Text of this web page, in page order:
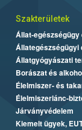
Szakterületek
Állat-
Állategészségügyi
Állatgyógyászati
Borászat és
Élelmiszer- és
Élelmiszerlánc-
Járványvédelem
Kiemelt ügyek,